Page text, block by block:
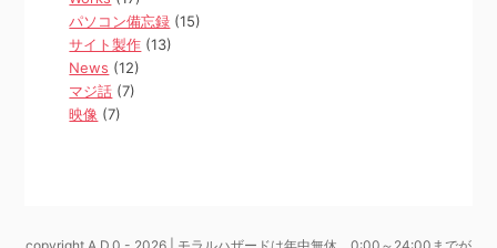
パソコン備忘録 (15)
サイト製作 (13)
News (12)
マジ話 (7)
映像 (7)